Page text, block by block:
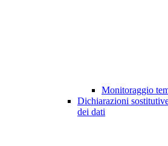
Monitoraggio
Dichiarazioni
dei dati